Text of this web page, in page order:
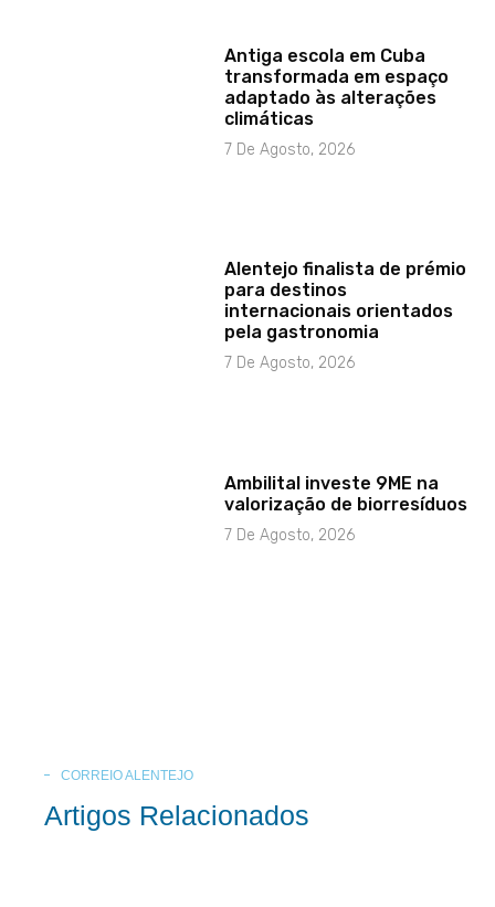
Antiga escola em Cuba
transformada em espaço
adaptado às alterações
climáticas
7 De Agosto, 2026
Alentejo finalista de prémio
para destinos
internacionais orientados
pela gastronomia
7 De Agosto, 2026
Ambilital investe 9ME na
valorização de biorresíduos
7 De Agosto, 2026
CORREIO ALENTEJO
Artigos Relacionados